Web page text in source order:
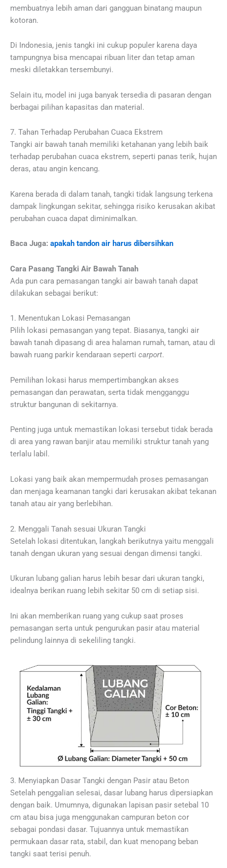
membuatnya lebih aman dari gangguan binatang maupun
kotoran.
Di Indonesia, jenis tangki ini cukup populer karena daya
tampungnya bisa mencapai ribuan liter dan tetap aman
meski diletakkan tersembunyi.
Selain itu, model ini juga banyak tersedia di pasaran dengan
berbagai pilihan kapasitas dan material.
7. Tahan Terhadap Perubahan Cuaca Ekstrem
Tangki air bawah tanah memiliki ketahanan yang lebih baik
terhadap perubahan cuaca ekstrem, seperti panas terik, hujan
deras, atau angin kencang.
Karena berada di dalam tanah, tangki tidak langsung terkena
dampak lingkungan sekitar, sehingga risiko kerusakan akibat
perubahan cuaca dapat diminimalkan.
Baca Juga: apakah tandon air harus dibersihkan
Cara Pasang Tangki Air Bawah Tanah
Ada pun cara pemasangan tangki air bawah tanah dapat
dilakukan sebagai berikut:
1. Menentukan Lokasi Pemasangan
Pilih lokasi pemasangan yang tepat. Biasanya, tangki air
bawah tanah dipasang di area halaman rumah, taman, atau di
bawah ruang parkir kendaraan seperti carport.
Pemilihan lokasi harus mempertimbangkan akses
pemasangan dan perawatan, serta tidak mengganggu
struktur bangunan di sekitarnya.
Penting juga untuk memastikan lokasi tersebut tidak berada
di area yang rawan banjir atau memiliki struktur tanah yang
terlalu labil.
Lokasi yang baik akan mempermudah proses pemasangan
dan menjaga keamanan tangki dari kerusakan akibat tekanan
tanah atau air yang berlebihan.
2. Menggali Tanah sesuai Ukuran Tangki
Setelah lokasi ditentukan, langkah berikutnya yaitu menggali
tanah dengan ukuran yang sesuai dengan dimensi tangki.
Ukuran lubang galian harus lebih besar dari ukuran tangki,
idealnya berikan ruang lebih sekitar 50 cm di setiap sisi.
Ini akan memberikan ruang yang cukup saat proses
pemasangan serta untuk pengurukan pasir atau material
pelindung lainnya di sekeliling tangki.
3. Menyiapkan Dasar Tangki dengan Pasir atau Beton
Setelah penggalian selesai, dasar lubang harus dipersiapkan
dengan baik. Umumnya, digunakan lapisan pasir setebal 10
cm atau bisa juga menggunakan campuran beton cor
sebagai pondasi dasar. Tujuannya untuk memastikan
permukaan dasar rata, stabil, dan kuat menopang beban
tangki saat terisi penuh.